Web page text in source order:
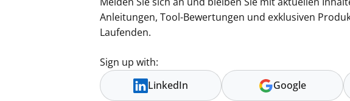
Melden Sie sich an und bleiben Sie mit aktuellen
Anleitungen, Tool-Bewertungen und exklusiven
Laufenden.
Sign up with:
LinkedIn Google